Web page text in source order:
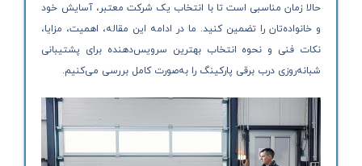
حالا زمان مناسبی است تا با انتخاب یک شرکت معتبر، آسایش خود
و خانواده‌تان را تضمین کنید. ما در ادامه این مقاله، اهمیت، مزایا،
نکات فنی و نحوه انتخاب بهترین سرویس‌دهنده برای پشتیبانی
شبانه‌روزی درب برقی پارکینگ را به‌صورت کامل بررسی می‌کنیم.